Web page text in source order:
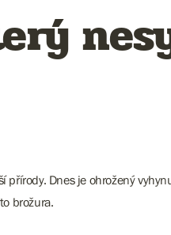
Dnes je ohrožený
brožura.